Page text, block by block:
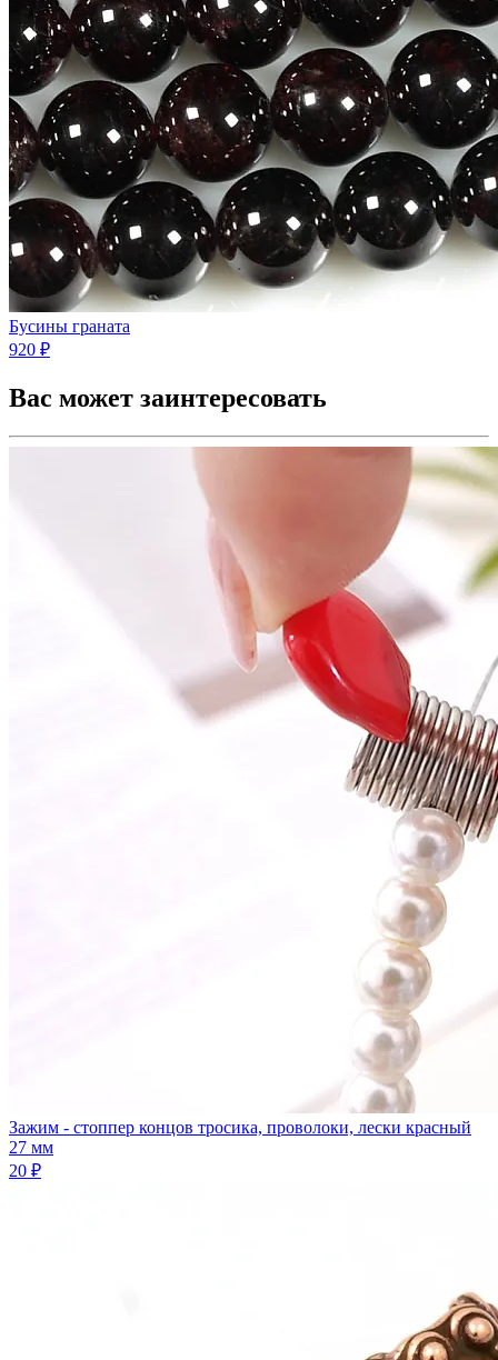
Бусины граната
920 ₽
Вас может заинтересовать
Зажим - стоппер концов тросика, проволоки, лески красный
27 мм
20 ₽